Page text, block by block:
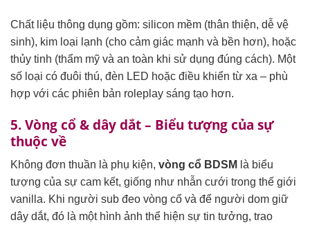
Chất liệu thông dụng gồm: silicon mềm (thân thiện, dễ vệ
sinh), kim loại lạnh (cho cảm giác mạnh và bền hơn), hoặc
thủy tinh (thẩm mỹ và an toàn khi sử dụng đúng cách). Một
số loại có đuôi thú, đèn LED hoặc điều khiển từ xa – phù
hợp với các phiên bản roleplay sáng tạo hơn.
5. Vòng cổ & dây dắt – Biểu tượng của sự
thuộc về
Không đơn thuần là phụ kiện, vòng cổ BDSM là biểu
tượng của sự cam kết, giống như nhẫn cưới trong thế giới
vanilla. Khi người sub đeo vòng cổ và để người dom giữ
dây dắt, đó là một hình ảnh thể hiện sự tin tưởng, trao